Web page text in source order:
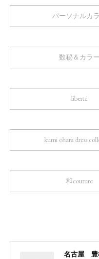
パーソナルカ
数秘＆カラー
liberté
kumi ohara dress
和couture